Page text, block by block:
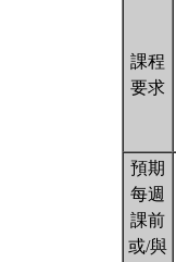
課程
要求
預期
每週
課前
或/與